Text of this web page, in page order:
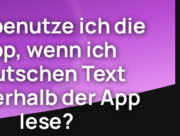
ich die
wenn ich
Text
der App
lese?